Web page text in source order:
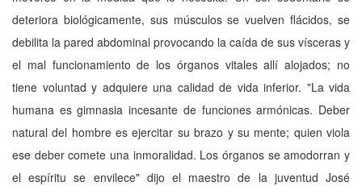
deteriora biológicamente, sus músculos se vuelven flácidos, se
debilita la pared abdominal provocando la caída de sus vísceras y
el mal funcionamiento de los órganos vitales allí alojados; no
tiene voluntad y adquiere una calidad de vida inferior. "La vida
humana es gimnasia incesante de funciones armónicas. Deber
natural del hombre es ejercitar su brazo y su mente; quien viola
ese deber comete una inmoralidad. Los órganos se amodorran y
el espíritu se envilece" dijo el maestro de la juventud José